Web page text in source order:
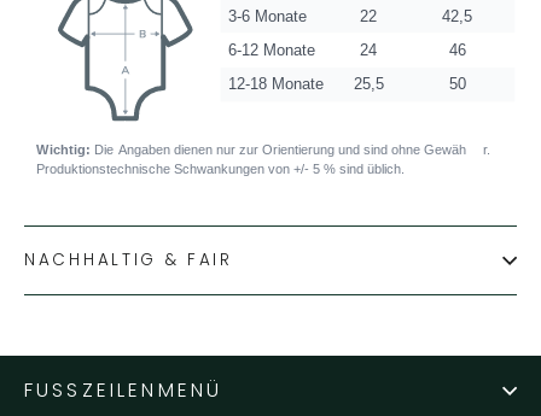
NACHHALTIG & FAIR
FUSSZEILENMENÜ